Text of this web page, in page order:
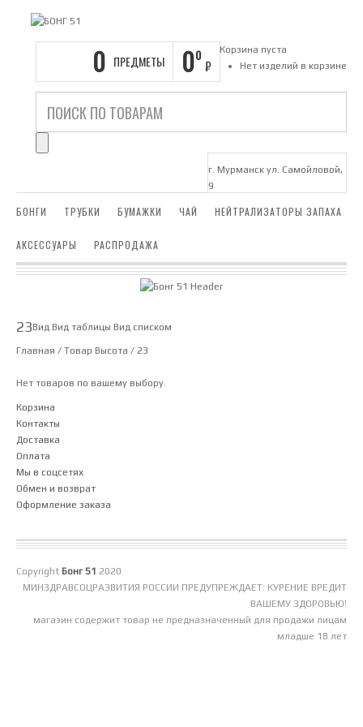
0 ПРЕДМЕТЫ 00
₽
Корзина пуста
Нет изделий в корзине
г. Мурманск ул. Самойловой,
9
БОНГИ ТРУБКИ БУМАЖКИ ЧАЙ НЕЙТРАЛИЗАТОРЫ ЗАПАХА
АКСЕССУАРЫ РАСПРОДАЖА
23Вид Вид таблицы Вид списком
Главная / Товар Высота / 23
Нет товаров по вашему выбору.
Корзина
Контакты
Доставка
Оплата
Мы в соцсетях
Обмен и возврат
Оформление заказа
Copyright Бонг 51 2020
МИНЗДРАВСОЦРАЗВИТИЯ РОССИИ ПРЕДУПРЕЖДАЕТ: КУРЕНИЕ ВРЕДИТ
ВАШЕМУ ЗДОРОВЬЮ!
магазин содержит товар не предназначенный для продажи лицам
младше 18 лет